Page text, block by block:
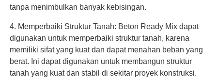
tanpa menimbulkan banyak kebisingan.
4. Memperbaiki Struktur Tanah: Beton Ready Mix dapat
digunakan untuk memperbaiki struktur tanah, karena
memiliki sifat yang kuat dan dapat menahan beban yang
berat. Ini dapat digunakan untuk membangun struktur
tanah yang kuat dan stabil di sekitar proyek konstruksi.